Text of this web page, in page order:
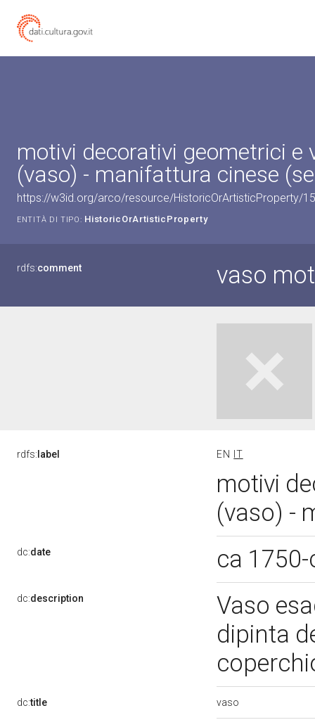
motivi decorativi geometrici e
(vaso) - manifattura cinese
https://w3id.org/arco/resource/HistoricOrArtisticProperty/
ENTITÀ DI TIPO: HistoricOrArtisticProperty
rdfs:comment vaso
rdfs: label EN IT
motivi
(vaso) -
dc:date ca
dc:description
Vaso
dipinta
dc:title vaso